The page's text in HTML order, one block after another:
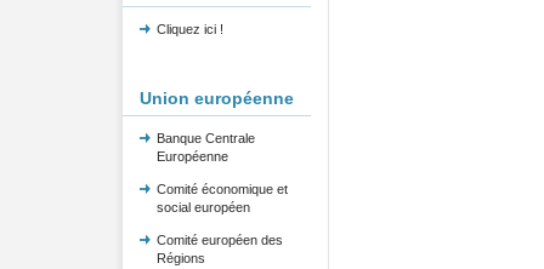
Cliquez ici !
Union européenne
Banque Centrale
Européenne
Comité économique et
social européen
Comité européen des
Régions